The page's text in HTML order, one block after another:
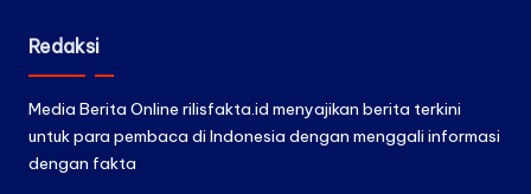
Redaksi
Media Berita Online rilisfakta.id menyajikan berita terkini
untuk para pembaca di Indonesia dengan menggali informasi
dengan fakta